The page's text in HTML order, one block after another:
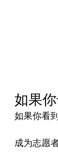
如果
如果你看
成为志愿